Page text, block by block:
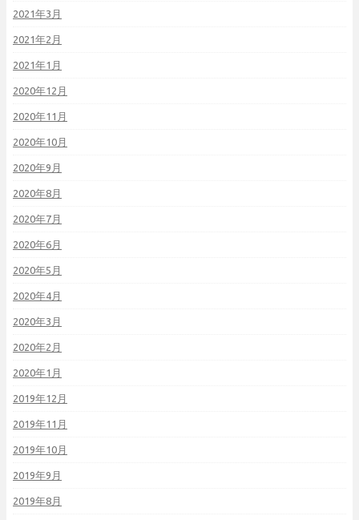
2021年3月
2021年2月
2021年1月
2020年12月
2020年11月
2020年10月
2020年9月
2020年8月
2020年7月
2020年6月
2020年5月
2020年4月
2020年3月
2020年2月
2020年1月
2019年12月
2019年11月
2019年10月
2019年9月
2019年8月